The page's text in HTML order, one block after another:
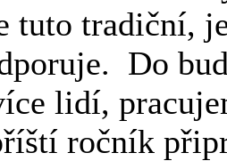
tuto tradiční,
Do
lidí,
ročník